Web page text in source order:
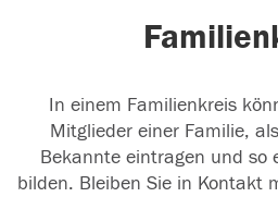
In einem Familienkreis
Mitglieder einer Familie,
Bekannte eintragen und so
bilden. Bleiben Sie in Kontakt